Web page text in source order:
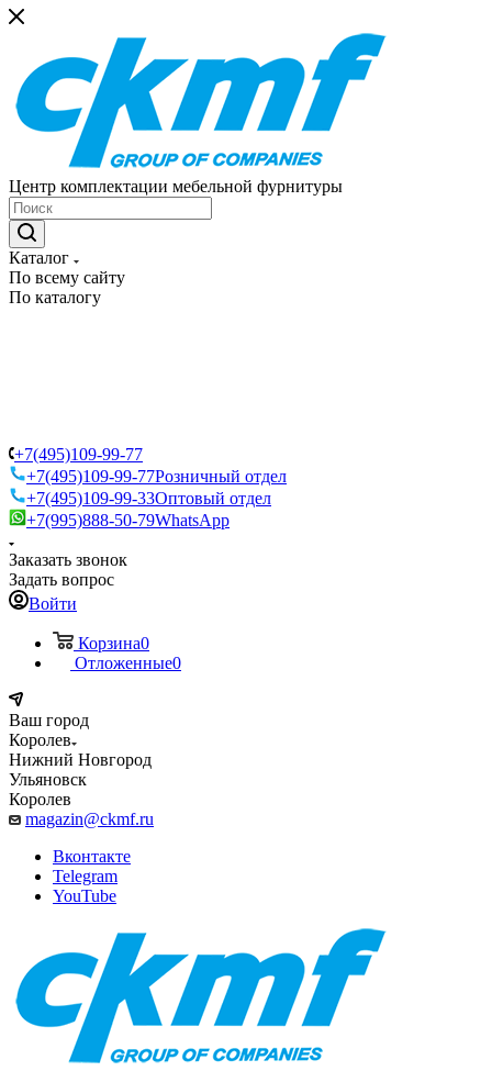
Центр комплектации мебельной фурнитуры
Каталог
По всему сайту
По каталогу
+7(495)109-99-77
+7(495)109-99-77Розничный отдел
+7(495)109-99-33Оптовый отдел
+7(995)888-50-79WhatsApp
Заказать звонок
Задать вопрос
Войти
Корзина0
Отложенные0
Ваш город
Королев
Нижний Новгород
Ульяновск
Королев
magazin@ckmf.ru
Вконтакте
Telegram
YouTube